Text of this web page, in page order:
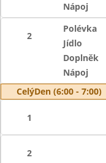
Nápoj
2
Polévka
Jídlo
Doplněk
Nápoj
CelýDen (6:00 - 7:00)
1
2